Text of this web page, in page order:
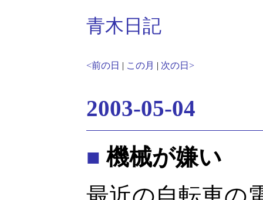
青木日記
<前の日 | この月 | 次の日>
2003-05-04
■ 機械が嫌い